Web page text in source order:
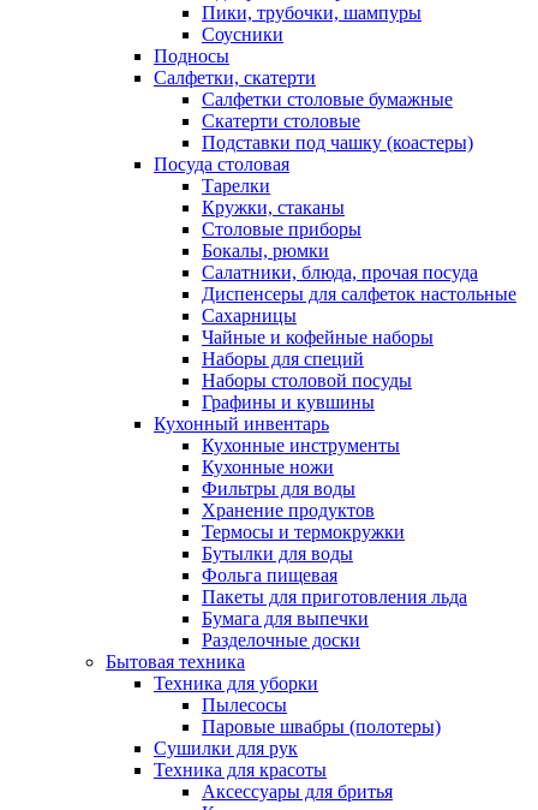
Пики, трубочки, шампуры
Соусники
Подносы
Салфетки, скатерти
Салфетки столовые бумажные
Скатерти столовые
Подставки под чашку (коастеры)
Посуда столовая
Тарелки
Кружки, стаканы
Столовые приборы
Бокалы, рюмки
Салатники, блюда, прочая посуда
Диспенсеры для салфеток настольные
Сахарницы
Чайные и кофейные наборы
Наборы для специй
Наборы столовой посуды
Графины и кувшины
Кухонный инвентарь
Кухонные инструменты
Кухонные ножи
Фильтры для воды
Хранение продуктов
Термосы и термокружки
Бутылки для воды
Фольга пищевая
Пакеты для приготовления льда
Бумага для выпечки
Разделочные доски
Бытовая техника
Техника для уборки
Пылесосы
Паровые швабры (полотеры)
Сушилки для рук
Техника для красоты
Аксессуары для бритья